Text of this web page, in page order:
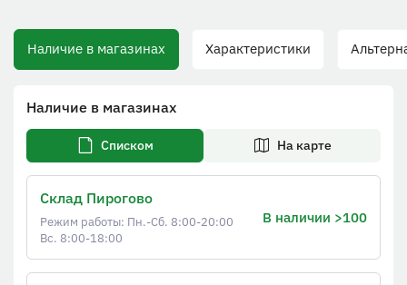
Наличие в магазинах Характеристики
Наличие в магазинах
Списком На карте
Склад Пирогово
Режим работы: Пн.-Сб. 8:00-20:00
Вс. 8:00-18:00
В наличии >100